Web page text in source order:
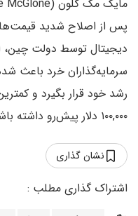
پس از اصلاح شدید قیمت‌ها
دیجیتال توسط دولت چین،
سرمایه‌گذاران خرد باعث
رشد خود قرار بگیرد و
۱۰۰,۰۰۰ دلار پیش‌رو داشته باشد.
نشان گذاری